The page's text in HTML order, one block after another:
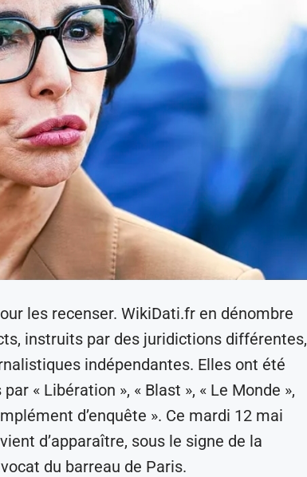
les recenser. WikiDati.fr en dénombre
instruits par des juridictions différentes,
indépendantes. Elles ont été
« Libération », « Blast », « Le Monde »,
d’enquête ». Ce mardi 12 mai
d’apparaître, sous le signe de la
du barreau de Paris.